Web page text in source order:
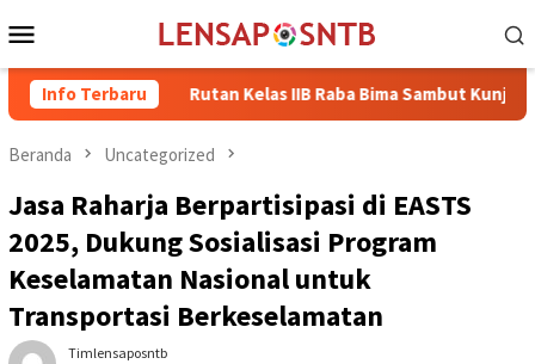
ke
Mobile
Info Terbaru
Rutan Kelas IIB Raba Bima Sambut Kunjungan Pj. Wali
Beranda Uncategorized
Jasa Raharja Berpartisipasi di EASTS
2025, Dukung Sosialisasi Program
Keselamatan Nasional untuk
Transportasi Berkeselamatan
Timlensaposntb